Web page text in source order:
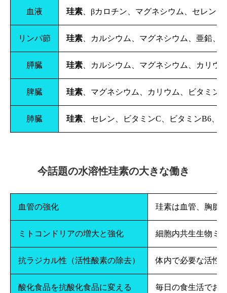
血液 珪素 、βカロチン、マグネシウム、セレン
リンパ節 珪素 、カルシウム、マグネシウム、亜鉛、
膵臓 珪素 、カルシウム、マグネシウム、カリ
脾臓 珪素 、マグネシウム、カリウム、ビタミ
肺臓 珪素 、セレン、ビタミンC、ビタミンB6、
今話題の水溶性珪素の大きな働き
血管の強化 珪素は血管、胸腺
ミトコンドリアの増大と強化 細胞内共生生物ミ
抗ラジカル性（活性酸素の除去） 体内で必要な活性
酸化食品を抗酸化食品に変える 毎日の食生活でお